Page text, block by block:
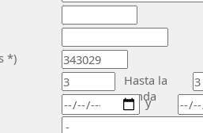
*)
Hasta la
ronda
y